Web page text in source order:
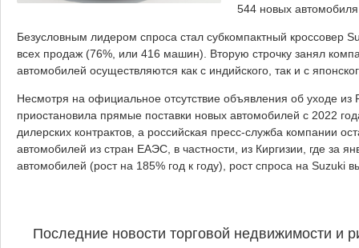
544 новых
Безусловным лидером спроса стал субкомпактный кроссовер
всех продаж (76%, или 416 машин). Вторую строчку занял
автомобилей осуществляются как с индийского, так и с
Несмотря на официальное отсутствие объявления об уходе
приостановила прямые поставки новых автомобилей с 2022
дилерских контрактов, а российская пресс-служба компании
автомобилей из стран ЕАЭС, в частности, из Киргизии, где за
автомобилей (рост на 185% год к году), рост спроса на Suzuki
Последние новости торговой недвижимости и